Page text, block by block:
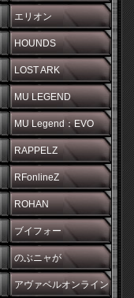
エリオン
HOUNDS
LOST ARK
MU LEGEND
MU Legend：EVO
RAPPELZ
RFonlineZ
ROHAN
ブイフォー
のぶニャが
アヴァベルオンライン